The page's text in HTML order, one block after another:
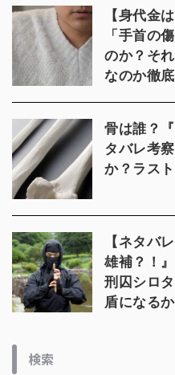
【身代金
「手首の
のか？そ
なのか徹
骨は誰？
タバレ考
か？ラス
【ネタバ
雄補？！
刑囚シロ
盾になるか
検索